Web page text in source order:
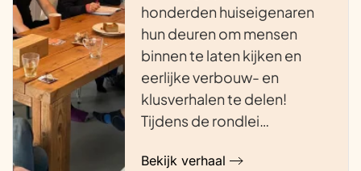
honderden huiseigenaren
hun deuren om mensen
binnen te laten kijken en
eerlijke verbouw- en
klusverhalen te delen!
Tijdens de rondlei…
Bekijk verhaal